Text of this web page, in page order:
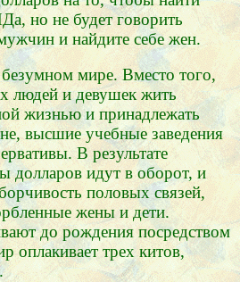
но не будет говорить
и найдите себе жен.
мире. Вместо того,
людей и девушек жить
жизнью и принадлежать
высшие учебные заведения
В результате
долларов идут в оборот, и
половых связей,
жены и дети.
до рождения посредством
оплакивает трех китов,